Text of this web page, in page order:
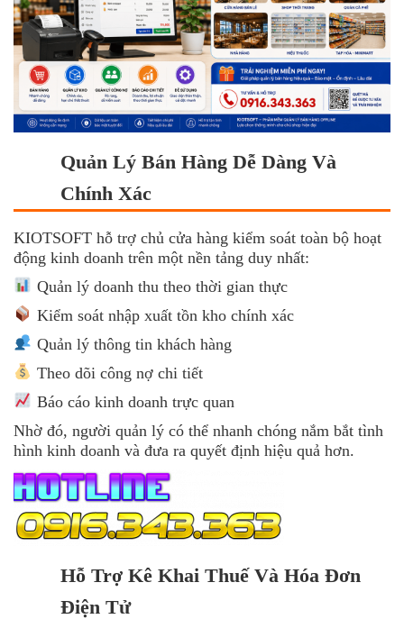
Quản Lý Bán Hàng Dễ Dàng Và
Chính Xác
KIOTSOFT hỗ trợ chủ cửa hàng kiểm soát toàn bộ hoạt
động kinh doanh trên một nền tảng duy nhất:
Quản lý doanh thu theo thời gian thực
Kiểm soát nhập xuất tồn kho chính xác
Quản lý thông tin khách hàng
Theo dõi công nợ chi tiết
Báo cáo kinh doanh trực quan
Nhờ đó, người quản lý có thể nhanh chóng nắm bắt tình
hình kinh doanh và đưa ra quyết định hiệu quả hơn.
Hỗ Trợ Kê Khai Thuế Và Hóa Đơn
Điện Tử